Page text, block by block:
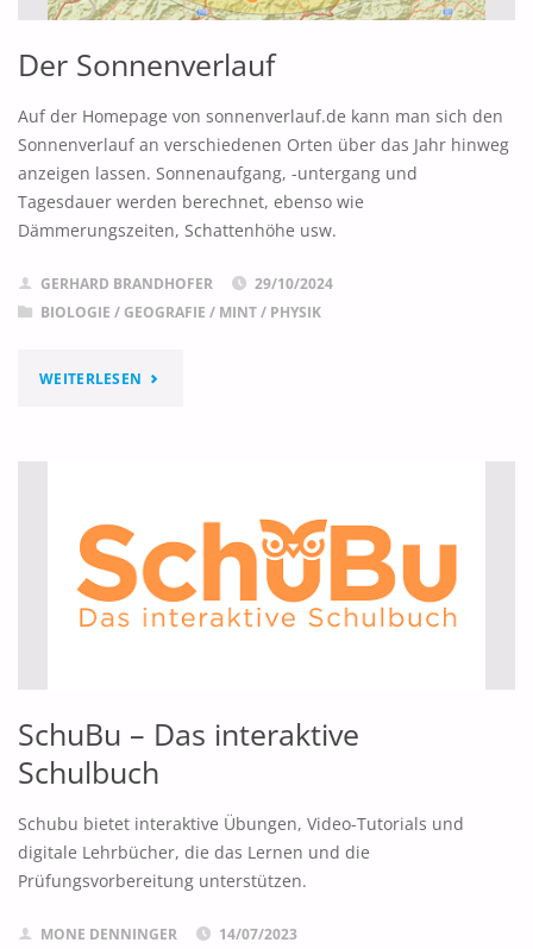
Der Sonnenverlauf
Auf der Homepage von sonnenverlauf.de kann man sich den
Sonnenverlauf an verschiedenen Orten über das Jahr hinweg
anzeigen lassen. Sonnenaufgang, -untergang und
Tagesdauer werden berechnet, ebenso wie
Dämmerungszeiten, Schattenhöhe usw.
GERHARD BRANDHOFER
29/10/2024
BIOLOGIE / GEOGRAFIE / MINT/ PHYSIK
WEITERLESEN "DER
SchuBu – Das interaktive
Schulbuch
Schubu bietet interaktive Übungen, Video-Tutorials und
digitale Lehrbücher, die das Lernen und die
Prüfungsvorbereitung unterstützen.
MONE DENNINGER
14/07/2023